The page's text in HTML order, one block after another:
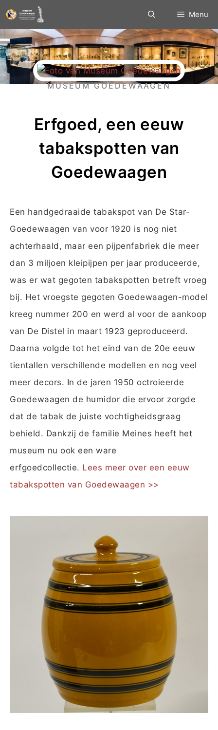
Menu
MUSEUM GOEDEWAAGEN
Erfgoed, een eeuw
tabakspotten van
Goedewaagen
Een handgedraaide tabakspot van De Star-
Goedewaagen van voor 1920 is nog niet
achterhaald, maar een pijpenfabriek die meer
dan 3 miljoen kleipijpen per jaar produceerde,
was er wat gegoten tabakspotten betreft vroeg
bij. Het vroegste gegoten Goedewaagen-model
kreeg nummer 200 en werd al voor de aankoop
van De Distel in maart 1923 geproduceerd.
Daarna volgde tot het eind van de 20e eeuw
tientallen verschillende modellen en nog veel
meer decors. In de jaren 1950 octroieerde
Goedewaagen de humidor die ervoor zorgde
dat de tabak de juiste vochtigheidsgraag
behield. Dankzij de familie Meines heeft het
museum nu ook een ware
erfgoedcollectie. Lees meer over een eeuw
tabakspotten van Goedewaagen >>